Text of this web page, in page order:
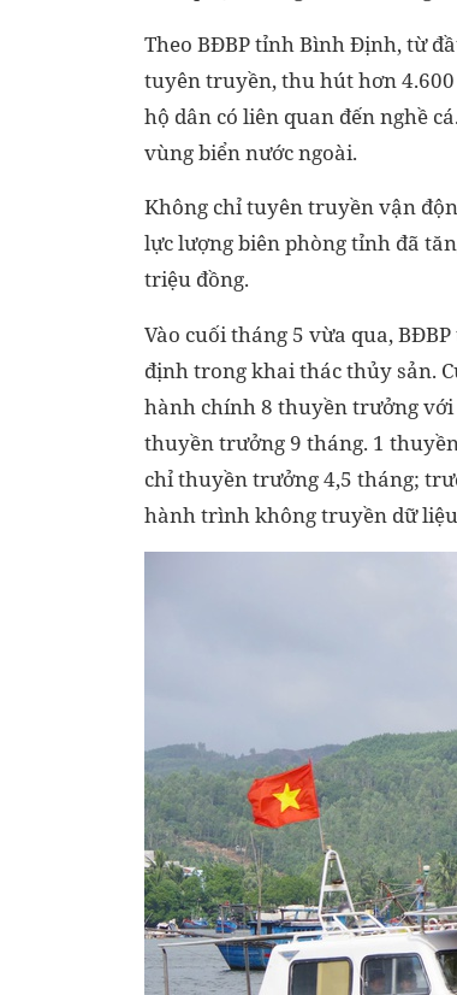
Theo BĐBP tỉnh Bình Định, từ
tuyên truyền, thu hút hơn
hộ dân có liên quan đến nghề
vùng biển nước ngoài.
Không chỉ tuyên truyền vận
lực lượng biên phòng tỉnh đã
triệu đồng.
Vào cuối tháng 5 vừa qua,
định trong khai thác thủy sản.
hành chính 8 thuyền trưởng
thuyền trưởng 9 tháng. 1
chỉ thuyền trưởng 4,5 tháng;
hành trình không truyền dữ